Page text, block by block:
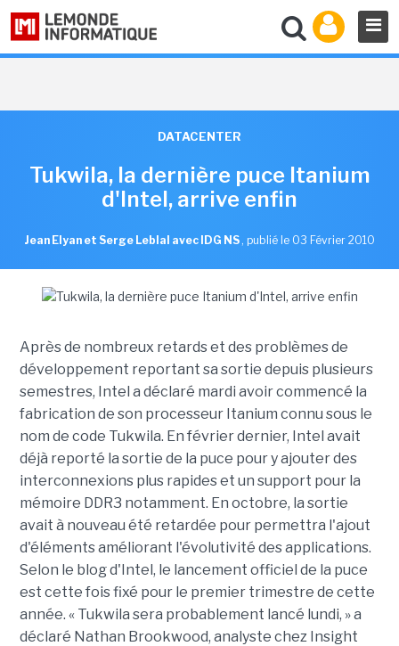
DATACENTER
Tukwila, la dernière puce Itanium
d'Intel, arrive enfin
Jean Elyan et Serge Leblal avec IDG NS , publié le 03 Février 2010
Après de nombreux retards et des problèmes de
développement reportant sa sortie depuis plusieurs
semestres, Intel a déclaré mardi avoir commencé la
fabrication de son processeur Itanium connu sous le
nom de code Tukwila. En février dernier, Intel avait
déjà reporté la sortie de la puce pour y ajouter des
interconnexions plus rapides et un support pour la
mémoire DDR3 notamment. En octobre, la sortie
avait à nouveau été retardée pour permettra l'ajout
d'éléments améliorant l'évolutivité des applications.
Selon le blog d'Intel, le lancement officiel de la puce
est cette fois fixé pour le premier trimestre de cette
année. « Tukwila sera probablement lancé lundi, » a
déclaré Nathan Brookwood, analyste chez Insight